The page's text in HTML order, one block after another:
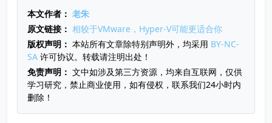
本文作者： 老朱
原文链接： 相较于VMware，Hyper-V可能更适合你
版权声明： 本站所有文章除特别声明外，均采用 BY-NC-
SA 许可协议。转载请注明出处！
免责声明： 文中如涉及第三方资源，均来自互联网，仅供
学习研究，禁止商业使用，如有侵权，联系我们24小时内
删除！